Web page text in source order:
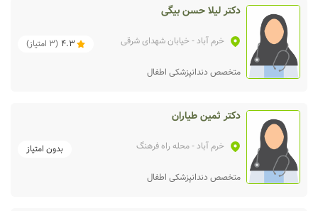
دکتر لیلا حسن بیگی
خرم آباد- خیابان شهدای شرقی 4.3
(
3 امتیاز)
متخصص دندانپزشکی اطفال
دکتر ثمین طیاران
خرم آباد- محله راه فرهنگ بدون امتیاز
متخصص دندانپزشکی اطفال